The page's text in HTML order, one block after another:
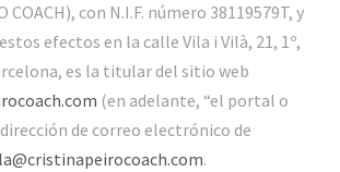
COACH), con N.I.F. número 38119579T, y
efectos en la calle Vila i Vilà, 21, 1º,
es la titular del sitio web
(en adelante, “el portal o
de correo electrónico de
.